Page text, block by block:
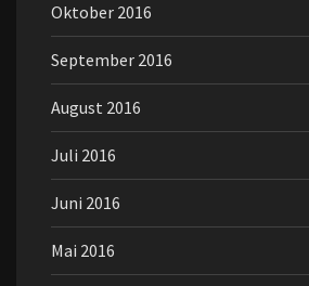
Oktober 2016
September 2016
August 2016
Juli 2016
Juni 2016
Mai 2016